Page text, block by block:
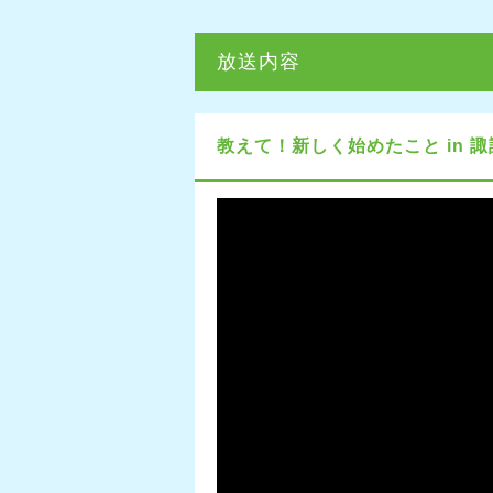
放送内容
教えて！新しく始めたこと in 諏